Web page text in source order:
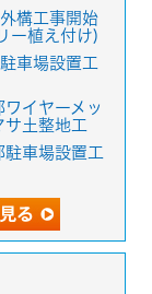
構工事開始
ー植え付け)
車場設置工
イヤーメッ
サ土整地工
駐車場設置工